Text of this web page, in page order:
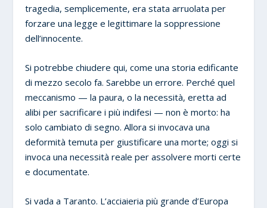
tragedia, semplicemente, era stata arruolata per
forzare una legge e legittimare la soppressione
dell’innocente.
Si potrebbe chiudere qui, come una storia edificante
di mezzo secolo fa. Sarebbe un errore. Perché quel
meccanismo — la paura, o la necessità, eretta ad
alibi per sacrificare i più indifesi — non è morto: ha
solo cambiato di segno. Allora si invocava una
deformità temuta per giustificare una morte; oggi si
invoca una necessità reale per assolvere morti certe
e documentate.
Si vada a Taranto. L’acciaieria più grande d’Europa